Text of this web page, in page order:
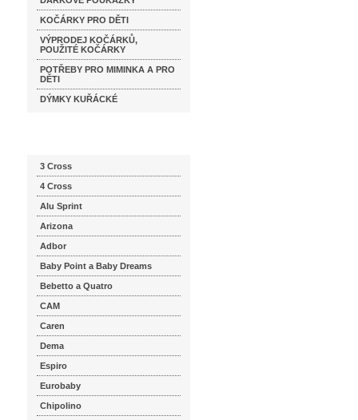
KOČÁRKY PRO DĚTI
VÝPRODEJ KOČÁRKŮ,
POUŽITÉ KOČÁRKY
POTŘEBY PRO MIMINKA A PRO
DĚTI
DÝMKY KUŘÁCKÉ
3 Cross
4 Cross
Alu Sprint
Arizona
Adbor
Baby Point a Baby Dreams
Bebetto a Quatro
CAM
Caren
Dema
Espiro
Eurobaby
Chipolino